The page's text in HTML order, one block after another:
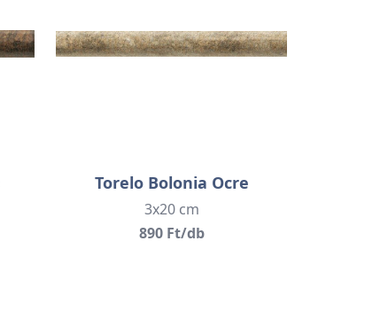
Torelo Bolonia Ocre
3x20 cm
890 Ft/db